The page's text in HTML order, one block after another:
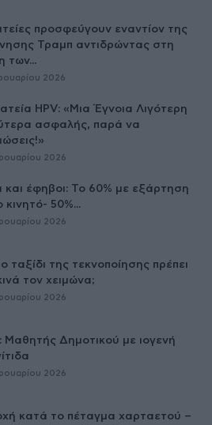
προσφεύγουν εναντίον της
Τραμπ αντιδρώντας στη
των...
2026
HPV: «Μια Έγνοια Λιγότερη
ασφαλής, παρά να
2026
και έφηβοι: Το 60% με εξάρτηση
κινητό- 50%...
2026
ταξίδι της τεκνοποίησης πρέπει
τον χειμώνα;
2026
Μαθητής Δημοτικού με ιογενή
2026
κατά το πέταγμα χαρταετού –